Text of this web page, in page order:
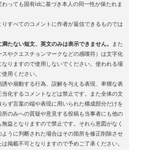
わっても固有idに基づき本人の同一性が保たれま
りすべてのコメントに作者が返信できるものでは
たない短文、英文のみは表示できません。
また
スやクエスチョンマークなどの感嘆符）は文字化
なりますので使用しないでください。使われる場
用ください。
誘や扇動する行為、誤解を与える表現、卑猥な表
化するコメントなどは禁止です。また全体の文
らず言葉の端や表現に用いられた構成部分だけを
所のみへの質疑や意見する投稿も当事者にも他の
益となりますので禁止です。それら意図がなく
ように判断された場合はその箇所を修正削除させ
掲載不可となりますので予めご了承ください。